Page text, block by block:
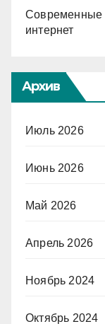
Современные
интернет
Архив
Июль 2026
Июнь 2026
Май 2026
Апрель 2026
Ноябрь 2024
Октябрь 2024